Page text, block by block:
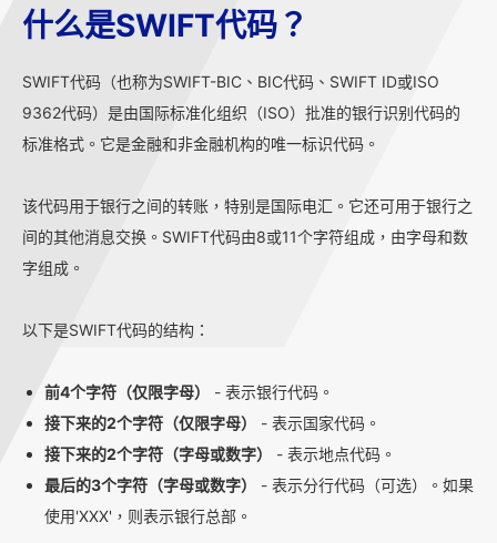
什么是SWIFT代码？
SWIFT代码（也称为SWIFT-BIC、BIC代码、SWIFT ID或ISO
9362代码）是由国际标准化组织（ISO）批准的银行识别代码的
标准格式。它是金融和非金融机构的唯一标识代码。
该代码用于银行之间的转账，特别是国际电汇。它还可用于银行之
间的其他消息交换。SWIFT代码由8或11个字符组成，由字母和数
字组成。
以下是SWIFT代码的结构：
前4个字符（仅限字母）
- 表示银行代码。
接下来的2个字符（仅限字母）
- 表示国家代码。
接下来的2个字符（字母或数字）
- 表示地点代码。
最后的3个字符（字母或数字）
- 表示分行代码（可选）。如果
使用'XXX'，则表示银行总部。